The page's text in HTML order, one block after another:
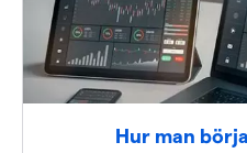
Hur man